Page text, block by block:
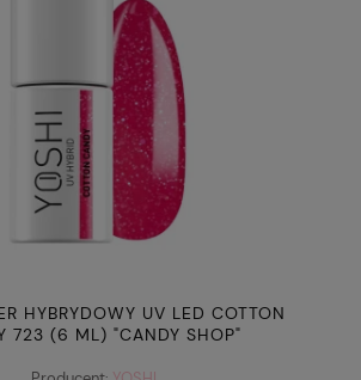
HYBRYDOWY UV LED COTTON
723 (6 ML) "CANDY SHOP"